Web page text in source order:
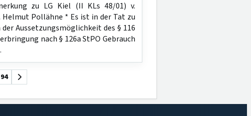
zu LG Kiel (II KLs 48/01) v.
Helmut Pollähne * Es ist in der Tat zu
Aussetzungsmöglichkeit des § 116
nach § 126a StPO Gebrauch
94